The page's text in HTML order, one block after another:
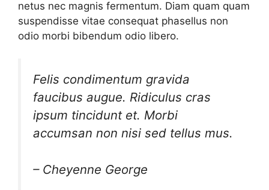
netus nec magnis fermentum. Diam quam quam
suspendisse vitae consequat phasellus non
odio morbi bibendum odio libero.
Felis condimentum gravida
faucibus augue. Ridiculus cras
ipsum tincidunt et. Morbi
accumsan non nisi sed tellus mus.
– Cheyenne George